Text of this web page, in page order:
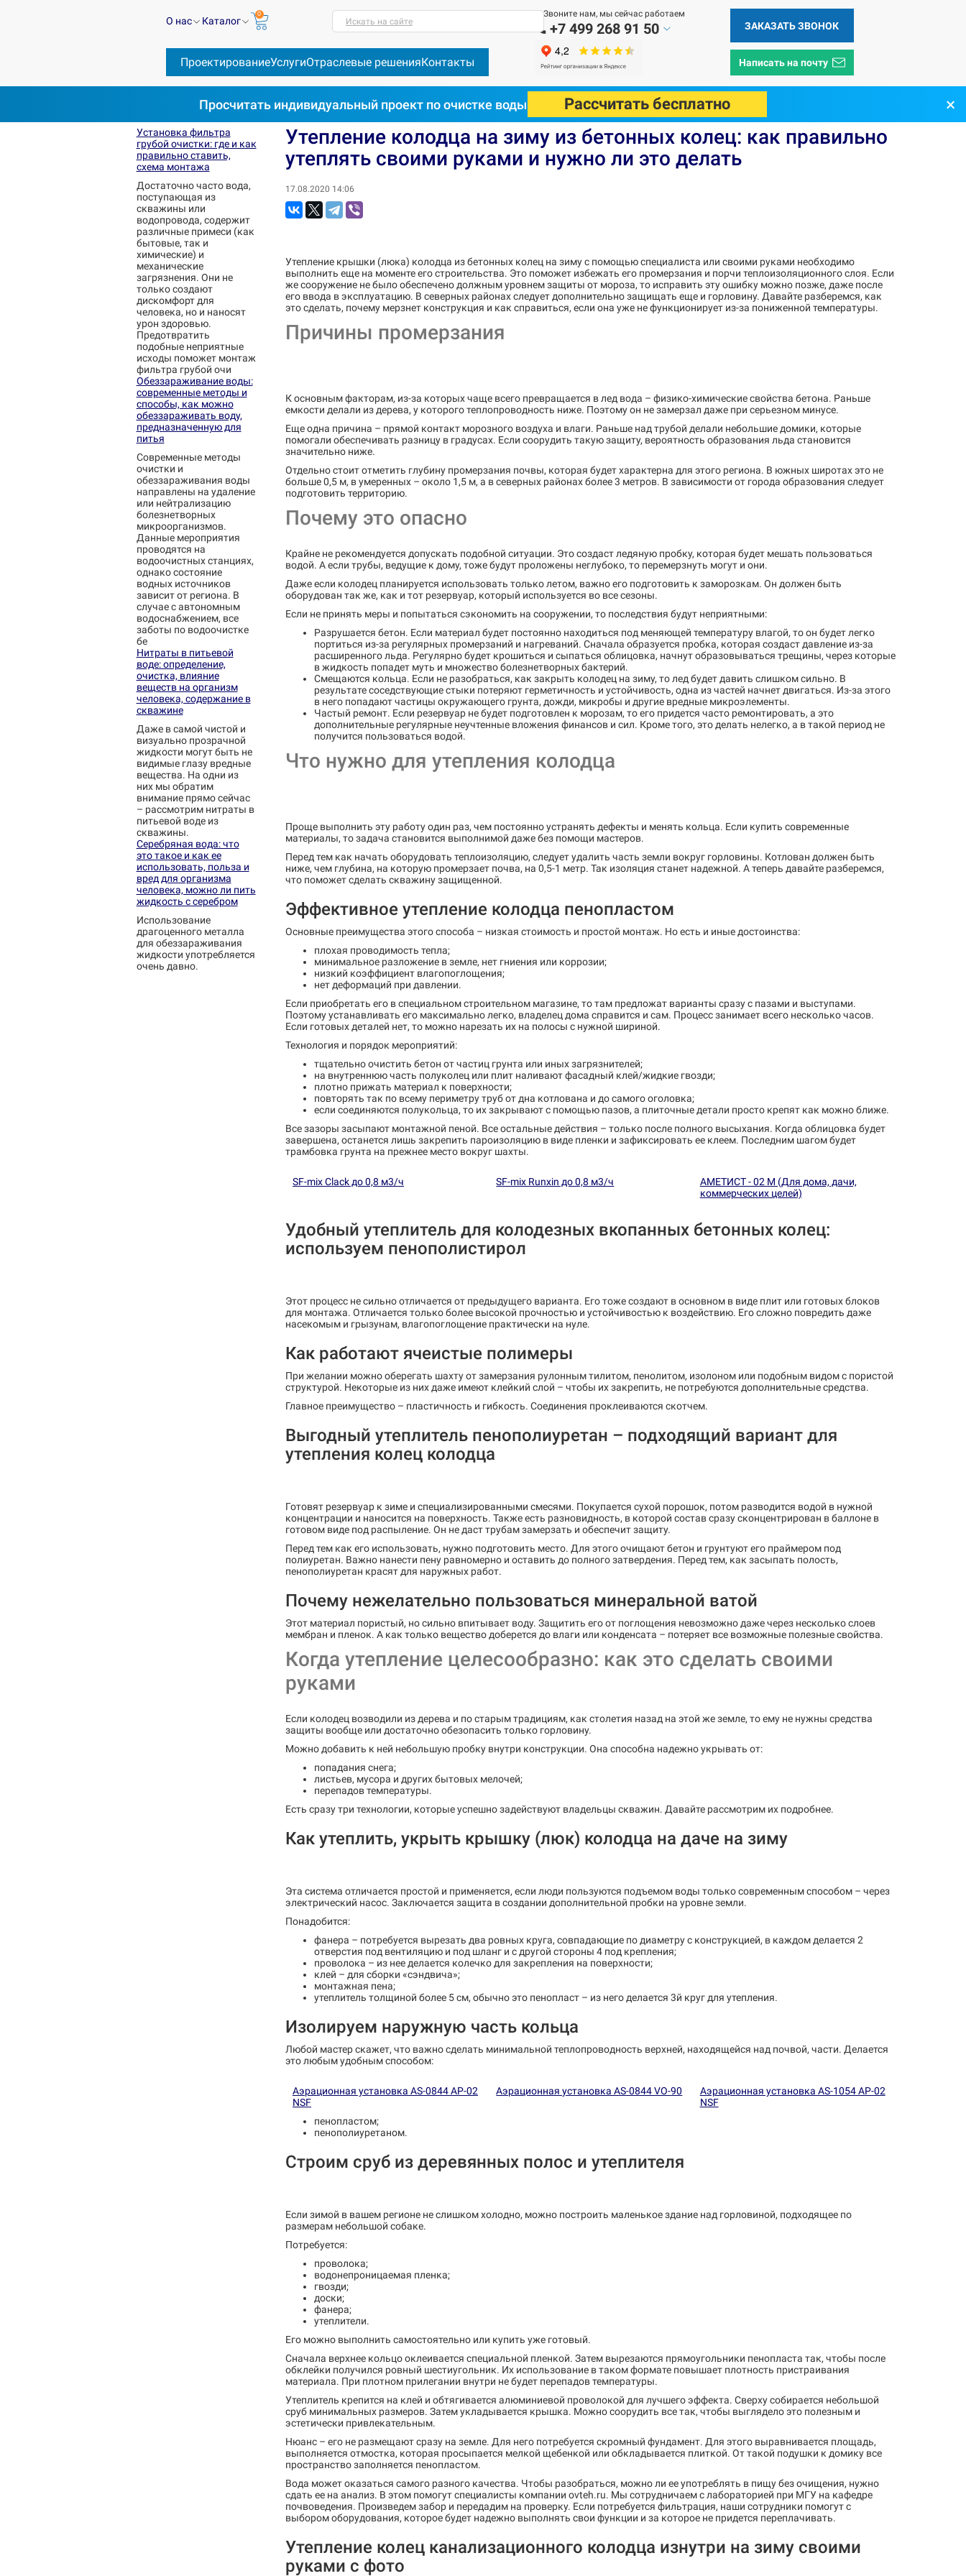
О нас Каталог
0
ПроектированиеУслугиОтраслевые решенияКонтакты
Звоните нам, мы сейчас работаем
+7 499 268 91 50 ЗАКАЗАТЬ ЗВОНОК
Написать на почту
Искать на сайте
Просчитать индивидуальный проект по очистке воды Рассчитать бесплатно ×
Водоснабжение Утепление колодца на зиму из бетонных колец: как правильно утеплять своими руками и нужно ли это делать
Установка фильтра
грубой очистки: где и как
правильно ставить,
схема монтажа
Достаточно часто вода,
поступающая из
скважины или
водопровода, содержит
различные примеси (как
бытовые, так и
химические) и
механические
загрязнения. Они не
только создают
дискомфорт для
человека, но и наносят
урон здоровью.
Предотвратить
подобные неприятные
исходы поможет монтаж
фильтра грубой очи
Обеззараживание воды:
современные методы и
способы, как можно
обеззараживать воду,
предназначенную для
питья
Современные методы
очистки и
обеззараживания воды
направлены на удаление
или нейтрализацию
болезнетворных
микроорганизмов.
Данные мероприятия
проводятся на
водоочистных станциях,
однако состояние
водных источников
зависит от региона. В
случае с автономным
водоснабжением, все
заботы по водоочистке
бе
Нитраты в питьевой
воде: определение,
очистка, влияние
веществ на организм
человека, содержание в
скважине
Даже в самой чистой и
визуально прозрачной
жидкости могут быть не
видимые глазу вредные
вещества. На одни из
них мы обратим
внимание прямо сейчас
– рассмотрим нитраты в
питьевой воде из
скважины.
Серебряная вода: что
это такое и как ее
использовать, польза и
вред для организма
человека, можно ли пить
жидкость с серебром
Использование
драгоценного металла
для обеззараживания
жидкости употребляется
очень давно.
Утепление колодца на зиму из бетонных колец: как правильно
утеплять своими руками и нужно ли это делать
17.08.2020 14:06
Утепление крышки (люка) колодца из бетонных колец на зиму с помощью специалиста или своими руками необходимо
выполнить еще на моменте его строительства. Это поможет избежать его промерзания и порчи теплоизоляционного слоя. Если
же сооружение не было обеспечено должным уровнем защиты от мороза, то исправить эту ошибку можно позже, даже после
его ввода в эксплуатацию. В северных районах следует дополнительно защищать еще и горловину. Давайте разберемся, как
это сделать, почему мерзнет конструкция и как справиться, если она уже не функционирует из-за пониженной температуры.
Причины промерзания
К основным факторам, из-за которых чаще всего превращается в лед вода – физико-химические свойства бетона. Раньше
емкости делали из дерева, у которого теплопроводность ниже. Поэтому он не замерзал даже при серьезном минусе.
Еще одна причина – прямой контакт морозного воздуха и влаги. Раньше над трубой делали небольшие домики, которые
помогали обеспечивать разницу в градусах. Если соорудить такую защиту, вероятность образования льда становится
значительно ниже.
Отдельно стоит отметить глубину промерзания почвы, которая будет характерна для этого региона. В южных широтах это не
больше 0,5 м, в умеренных – около 1,5 м, а в северных районах более 3 метров. В зависимости от города образования следует
подготовить территорию.
Почему это опасно
Крайне не рекомендуется допускать подобной ситуации. Это создаст ледяную пробку, которая будет мешать пользоваться
водой. А если трубы, ведущие к дому, тоже будут проложены неглубоко, то перемерзнуть могут и они.
Даже если колодец планируется использовать только летом, важно его подготовить к заморозкам. Он должен быть
оборудован так же, как и тот резервуар, который используется во все сезоны.
Если не принять меры и попытаться сэкономить на сооружении, то последствия будут неприятными:
Разрушается бетон. Если материал будет постоянно находиться под меняющей температуру влагой, то он будет легко
портиться из-за регулярных промерзаний и нагреваний. Сначала образуется пробка, которая создаст давление из-за
расширенного льда. Регулярно будет крошиться и сыпаться облицовка, начнут образовываться трещины, через которые
в жидкость попадет муть и множество болезнетворных бактерий.
Смещаются кольца. Если не разобраться, как закрыть колодец на зиму, то лед будет давить слишком сильно. В
результате соседствующие стыки потеряют герметичность и устойчивость, одна из частей начнет двигаться. Из-за этого
в него попадают частицы окружающего грунта, дожди, микробы и другие вредные микроэлементы.
Частый ремонт. Если резервуар не будет подготовлен к морозам, то его придется часто ремонтировать, а это
дополнительные регулярные неучтенные вложения финансов и сил. Кроме того, это делать нелегко, а в такой период не
получится пользоваться водой.
Что нужно для утепления колодца
Проще выполнить эту работу один раз, чем постоянно устранять дефекты и менять кольца. Если купить современные
материалы, то задача становится выполнимой даже без помощи мастеров.
Перед тем как начать оборудовать теплоизоляцию, следует удалить часть земли вокруг горловины. Котлован должен быть
ниже, чем глубина, на которую промерзает почва, на 0,5-1 метр. Так изоляция станет надежной. А теперь давайте разберемся,
что поможет сделать скважину защищенной.
Эффективное утепление колодца пенопластом
Основные преимущества этого способа – низкая стоимость и простой монтаж. Но есть и иные достоинства:
плохая проводимость тепла;
минимальное разложение в земле, нет гниения или коррозии;
низкий коэффициент влагопоглощения;
нет деформаций при давлении.
Если приобретать его в специальном строительном магазине, то там предложат варианты сразу с пазами и выступами.
Поэтому устанавливать его максимально легко, владелец дома справится и сам. Процесс занимает всего несколько часов.
Если готовых деталей нет, то можно нарезать их на полосы с нужной шириной.
Технология и порядок мероприятий:
тщательно очистить бетон от частиц грунта или иных загрязнителей;
на внутреннюю часть полуколец или плит наливают фасадный клей/жидкие гвозди;
плотно прижать материал к поверхности;
повторять так по всему периметру труб от дна котлована и до самого оголовка;
если соединяются полукольца, то их закрывают с помощью пазов, а плиточные детали просто крепят как можно ближе.
Все зазоры засыпают монтажной пеной. Все остальные действия – только после полного высыхания. Когда облицовка будет
завершена, останется лишь закрепить пароизоляцию в виде пленки и зафиксировать ее клеем. Последним шагом будет
трамбовка грунта на прежнее место вокруг шахты.
SF-mix Clack до 0,8 м3/ч SF-mix Runxin до 0,8 м3/ч
АМЕТИСТ - 02 М (Для дома, дачи,
коммерческих целей)
Удобный утеплитель для колодезных вкопанных бетонных колец:
используем пенополистирол
Этот процесс не сильно отличается от предыдущего варианта. Его тоже создают в основном в виде плит или готовых блоков
для монтажа. Отличается только более высокой прочностью и устойчивостью к воздействию. Его сложно повредить даже
насекомым и грызунам, влагопоглощение практически на нуле.
Как работают ячеистые полимеры
При желании можно оберегать шахту от замерзания рулонным тилитом, пенолитом, изолоном или подобным видом с пористой
структурой. Некоторые из них даже имеют клейкий слой – чтобы их закрепить, не потребуются дополнительные средства.
Главное преимущество – пластичность и гибкость. Соединения проклеиваются скотчем.
Выгодный утеплитель пенополиуретан – подходящий вариант для
утепления колец колодца
Готовят резервуар к зиме и специализированными смесями. Покупается сухой порошок, потом разводится водой в нужной
концентрации и наносится на поверхность. Также есть разновидность, в которой состав сразу сконцентрирован в баллоне в
готовом виде под распыление. Он не даст трубам замерзать и обеспечит защиту.
Перед тем как его использовать, нужно подготовить место. Для этого очищают бетон и грунтуют его праймером под
полиуретан. Важно нанести пену равномерно и оставить до полного затвердения. Перед тем, как засыпать полость,
пенополиуретан красят для наружных работ.
Почему нежелательно пользоваться минеральной ватой
Этот материал пористый, но сильно впитывает воду. Защитить его от поглощения невозможно даже через несколько слоев
мембран и пленок. А как только вещество доберется до влаги или конденсата – потеряет все возможные полезные свойства.
Когда утепление целесообразно: как это сделать своими
руками
Если колодец возводили из дерева и по старым традициям, как столетия назад на этой же земле, то ему не нужны средства
защиты вообще или достаточно обезопасить только горловину.
Можно добавить к ней небольшую пробку внутри конструкции. Она способна надежно укрывать от:
попадания снега;
листьев, мусора и других бытовых мелочей;
перепадов температуры.
Есть сразу три технологии, которые успешно задействуют владельцы скважин. Давайте рассмотрим их подробнее.
Как утеплить, укрыть крышку (люк) колодца на даче на зиму
Эта система отличается простой и применяется, если люди пользуются подъемом воды только современным способом – через
электрический насос. Заключается защита в создании дополнительной пробки на уровне земли.
Понадобится:
фанера – потребуется вырезать два ровных круга, совпадающие по диаметру с конструкцией, в каждом делается 2
отверстия под вентиляцию и под шланг и с другой стороны 4 под крепления;
проволока – из нее делается колечко для закрепления на поверхности;
клей – для сборки «сэндвича»;
монтажная пена;
утеплитель толщиной более 5 см, обычно это пенопласт – из него делается 3й круг для утепления.
Изолируем наружную часть кольца
Любой мастер скажет, что важно сделать минимальной теплопроводность верхней, находящейся над почвой, части. Делается
это любым удобным способом:
Аэрационная установка AS-0844 AP-02
NSF
Аэрационная установка AS-0844 VO-90
Аэрационная установка AS-1054 AP-02
NSF
пенопластом;
пенополиуретаном.
Строим сруб из деревянных полос и утеплителя
Если зимой в вашем регионе не слишком холодно, можно построить маленькое здание над горловиной, подходящее по
размерам небольшой собаке.
Потребуется:
проволока;
водонепроницаемая пленка;
гвозди;
доски;
фанера;
утеплители.
Его можно выполнить самостоятельно или купить уже готовый.
Сначала верхнее кольцо оклеивается специальной пленкой. Затем вырезаются прямоугольники пенопласта так, чтобы после
обклейки получился ровный шестиугольник. Их использование в таком формате повышает плотность пристраивания
материала. При плотном прилегании внутри не будет перепадов температуры.
Утеплитель крепится на клей и обтягивается алюминиевой проволокой для лучшего эффекта. Сверху собирается небольшой
сруб минимальных размеров. Затем укладывается крышка. Можно соорудить все так, чтобы выглядело это полезным и
эстетически привлекательным.
Нюанс – его не размещают сразу на земле. Для него потребуется скромный фундамент. Для этого выравнивается площадь,
выполняется отмостка, которая просыпается мелкой щебенкой или обкладывается плиткой. От такой подушки к домику все
пространство заполняется пенопластом.
Вода может оказаться самого разного качества. Чтобы разобраться, можно ли ее употреблять в пищу без очищения, нужно
сдать ее на анализ. В этом помогут специалисты компании ovteh.ru. Мы сотрудничаем с лабораторией при МГУ на кафедре
почвоведения. Произведем забор и передадим на проверку. Если потребуется фильтрация, наши сотрудники помогут с
выбором оборудования, которое будет надежно выполнять свои функции и за которое не придется переплачивать.
Утепление колец канализационного колодца изнутри на зиму своими
руками с фото